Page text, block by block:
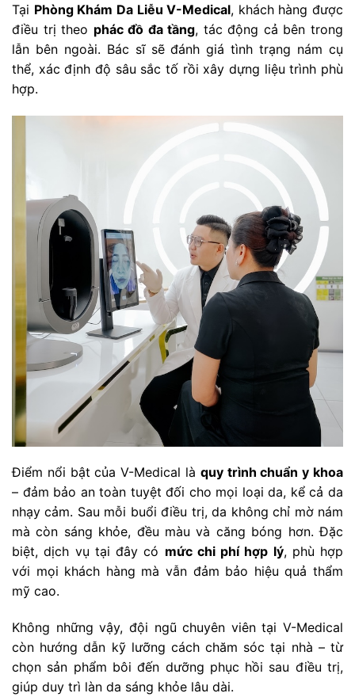
Tại Phòng Khám Da Liễu V-Medical, khách hàng được
điều trị theo phác đồ đa tầng, tác động cả bên trong
lẫn bên ngoài. Bác sĩ sẽ đánh giá tình trạng nám cụ
thể, xác định độ sâu sắc tố rồi xây dựng liệu trình phù
hợp.
Điểm nổi bật của V-Medical là quy trình chuẩn y khoa
– đảm bảo an toàn tuyệt đối cho mọi loại da, kể cả da
nhạy cảm. Sau mỗi buổi điều trị, da không chỉ mờ nám
mà còn sáng khỏe, đều màu và căng bóng hơn. Đặc
biệt, dịch vụ tại đây có mức chi phí hợp lý, phù hợp
với mọi khách hàng mà vẫn đảm bảo hiệu quả thẩm
mỹ cao.
Không những vậy, đội ngũ chuyên viên tại V-Medical
còn hướng dẫn kỹ lưỡng cách chăm sóc tại nhà – từ
chọn sản phẩm bôi đến dưỡng phục hồi sau điều trị,
giúp duy trì làn da sáng khỏe lâu dài.